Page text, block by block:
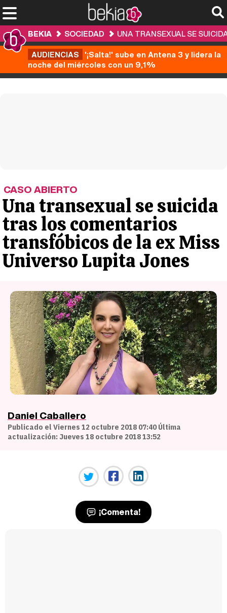
BEKIA SOCIEDAD
UNA TRANSEXUAL SE
AUDIENCIAS '¡Salta!' sube en Antena 3 y lidera la
noche del miércoles con un 9,1%
CASO ABIERTO
Una transexual se suicida
tras los comentarios
transfóbicos de la ex Miss
Universo Lupita Jones
Daniel Caballero
Publicado el Viernes 12 octubre 2018 07:40 Última
actualización: Jueves 18 octubre 2018 13:52
¡Comenta!